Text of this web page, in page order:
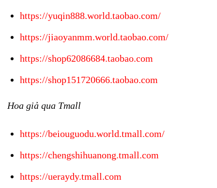
https://yuqin888.world.taobao.com/
https://jiaoyanmm.world.taobao.com/
https://shop62086684.taobao.com
https://shop151720666.taobao.com
Hoa giả qua Tmall
https://beiouguodu.world.tmall.com/
https://chengshihuanong.tmall.com
https://ueraydy.tmall.com